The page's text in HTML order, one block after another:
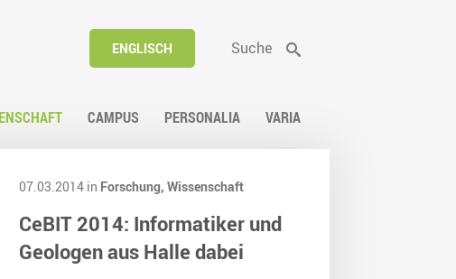
ENGLISCH Suche
CAMPUS PERSONALIA VARIA
07.03.2014 in Forschung, Wissenschaft
CeBIT 2014: Informatiker und
Geologen aus Halle dabei